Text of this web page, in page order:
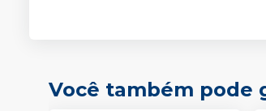
Você também pode